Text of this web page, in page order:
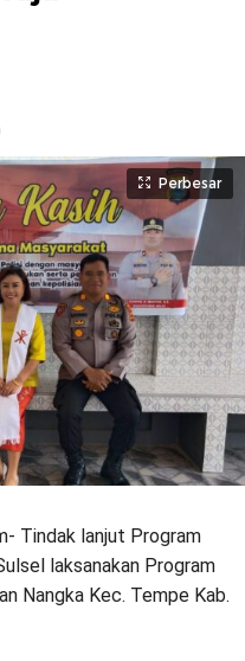
Perbesar
Tindak lanjut Program
laksanakan Program
Nangka Kec. Tempe Kab.